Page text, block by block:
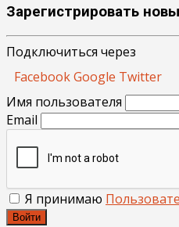
Зарегистрировать
Подключиться через
FacebookGoogle Twitter
Имя пользователя
Email
Я принимаю
Войти